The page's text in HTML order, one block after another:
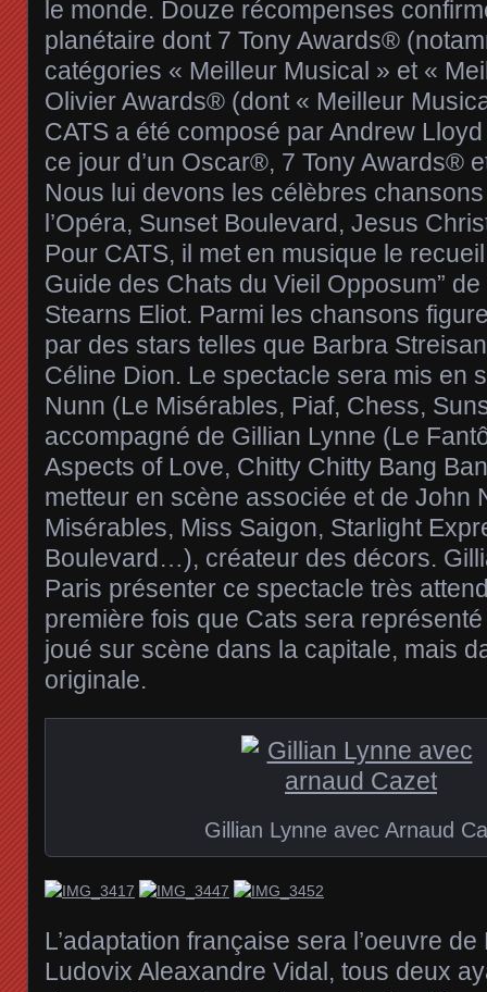
le monde. Douze récompenses
planétaire dont 7 Tony Awards®
catégories « Meilleur Musical » et «
Olivier Awards® (dont « Meilleur
CATS a été composé par Andrew
ce jour d’un Oscar®, 7 Tony Awards®
Nous lui devons les célèbres
l’Opéra, Sunset Boulevard, Jesus
Pour CATS, il met en musique le
Guide des Chats du Vieil Opposum”
Stearns Eliot. Parmi les chansons
par des stars telles que Barbra
Céline Dion. Le spectacle sera mis en
Nunn (Le Misérables, Piaf, Chess,
accompagné de Gillian Lynne (Le
Aspects of Love, Chitty Chitty Bang
metteur en scène associée et de John
Misérables, Miss Saigon, Starlight
Boulevard…), créateur des décors.
Paris présenter ce spectacle très
première fois que Cats sera
joué sur scène dans la capitale, mais
originale.
Gillian Lynne avec Arnaud
L’adaptation française sera l’oeuvre
Ludovix Aleaxandre Vidal, tous deux